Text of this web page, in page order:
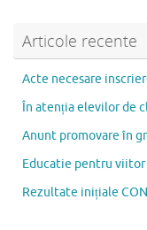
k
Articole recente
Acte necesare
În atenția elevilor de
Anunt promovare în
Educatie pentru viitor
Rezultate inițiale